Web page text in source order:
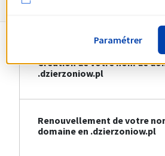
Création de votre nom de
.dzierzoniow.pl
Renouvellement de votre
domaine en .dzierzoniow.pl
Paramétrer